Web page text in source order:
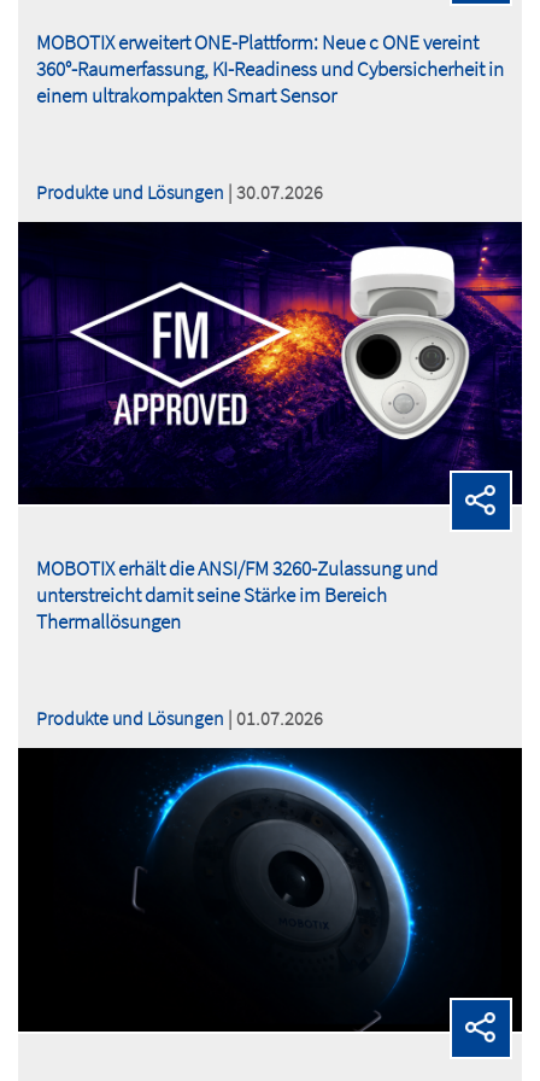
MOBOTIX erweitert ONE-Plattform: Neue c ONE vereint
360°-Raumerfassung, KI-Readiness und Cybersicherheit in
einem ultrakompakten Smart Sensor
Produkte und Lösungen | 30.07.2026
MOBOTIX erhält die ANSI/FM 3260-Zulassung und
unterstreicht damit seine Stärke im Bereich
Thermallösungen
Produkte und Lösungen | 01.07.2026